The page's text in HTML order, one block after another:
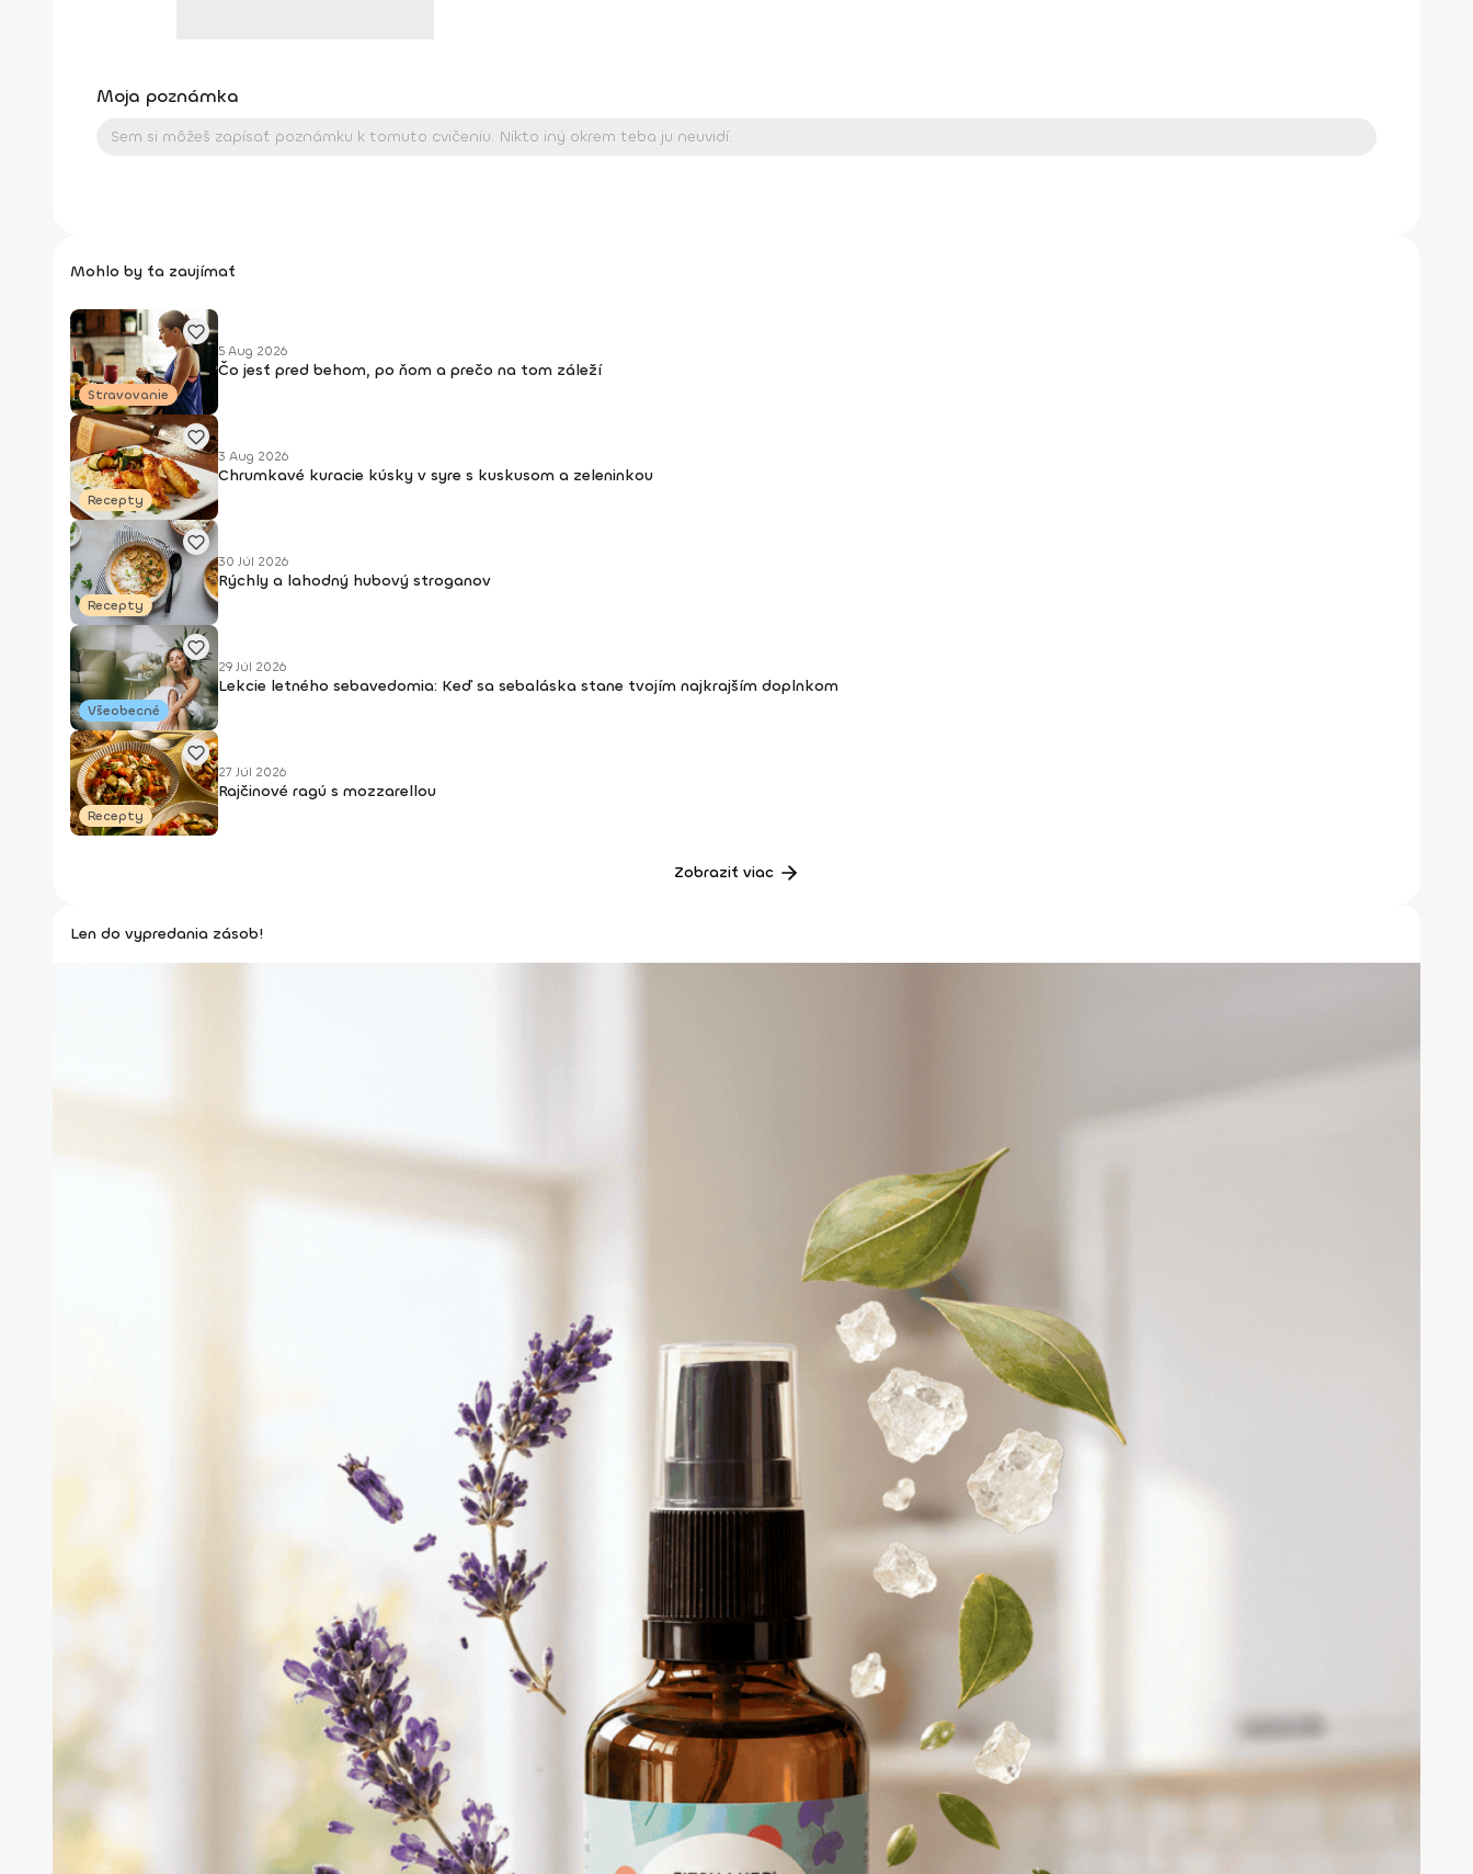
Moja poznámka
Mohlo by ťa zaujímať
Stravovanie
5 Aug 2026
Čo jesť pred behom, po ňom a prečo na tom záleží
Recepty
3 Aug 2026
Chrumkavé kuracie kúsky v syre s kuskusom a zeleninkou
Recepty
30 Júl 2026
Rýchly a lahodný hubový stroganov
Všeobecné
29 Júl 2026
Lekcie letného sebavedomia: Keď sa sebaláska stane tvojím najkrajším doplnkom
Recepty
27 Júl 2026
Rajčinové ragú s mozzarellou
Zobraziť viac
Len do vypredania zásob!